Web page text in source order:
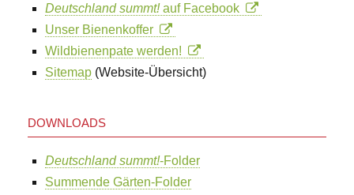
Deutschland summt!auf Facebook
Unser Bienenkoffer
Wildbienenpate werden!
Sitemap (Website-Übersicht)
DOWNLOADS
Deutschland summt!-Folder
Summende Gärten-Folder